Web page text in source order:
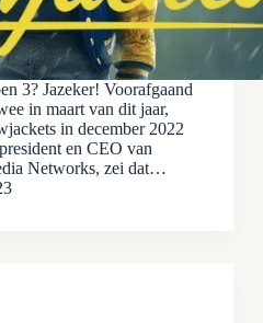
3? Jazeker! Voorafgaand
in maart van dit jaar,
in december 2022
en CEO van
Networks, zei dat…